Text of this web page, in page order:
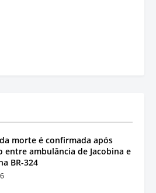
morte é confirmada após
entre ambulância de Jacobina e
BR-324